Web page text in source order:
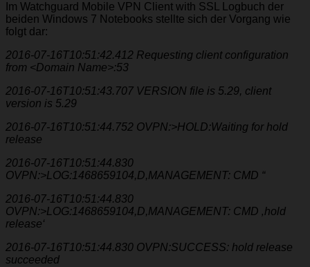
Im Watchguard Mobile VPN Client with SSL Logbuch der
beiden Windows 7 Notebooks stellte sich der Vorgang wie
folgt dar:
2016-07-16T10:51:42.412 Requesting client configuration
from <Domain Name>:53
2016-07-16T10:51:43.707 VERSION file is 5.29, client
version is 5.29
2016-07-16T10:51:44.752 OVPN:>HOLD:Waiting for hold
release
2016-07-16T10:51:44.830
OVPN:>LOG:1468659104,D,MANAGEMENT: CMD “
2016-07-16T10:51:44.830
OVPN:>LOG:1468659104,D,MANAGEMENT: CMD ‚hold
release‘
2016-07-16T10:51:44.830 OVPN:SUCCESS: hold release
succeeded